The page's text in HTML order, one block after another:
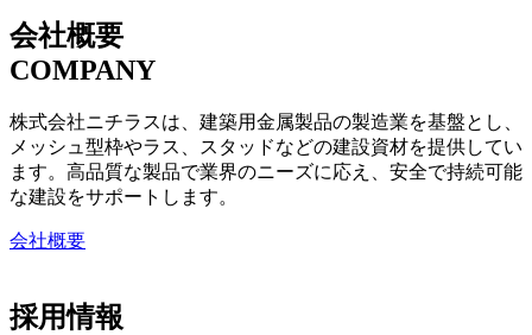
会社概要
COMPANY
株式会社ニチラスは、建築用金属製品の製造業を基盤とし、
メッシュ型枠やラス、スタッドなどの建設資材を提供してい
ます。高品質な製品で業界のニーズに応え、安全で持続可能
な建設をサポートします。
会社概要
採用情報